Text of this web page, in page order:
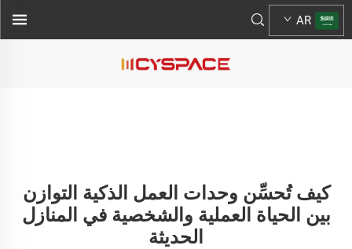
AR
كيف تُحسِّن وحدات العمل الذكية التوازن
بين الحياة العملية والشخصية في المنازل
الحديثة